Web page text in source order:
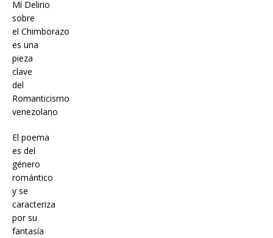
Mí Delirio
sobre
el Chimborazo
es una
pieza
clave
del
Romanticismo
venezolano
El poema
es del
género
romántico
y se
caracteriza
por su
fantasía